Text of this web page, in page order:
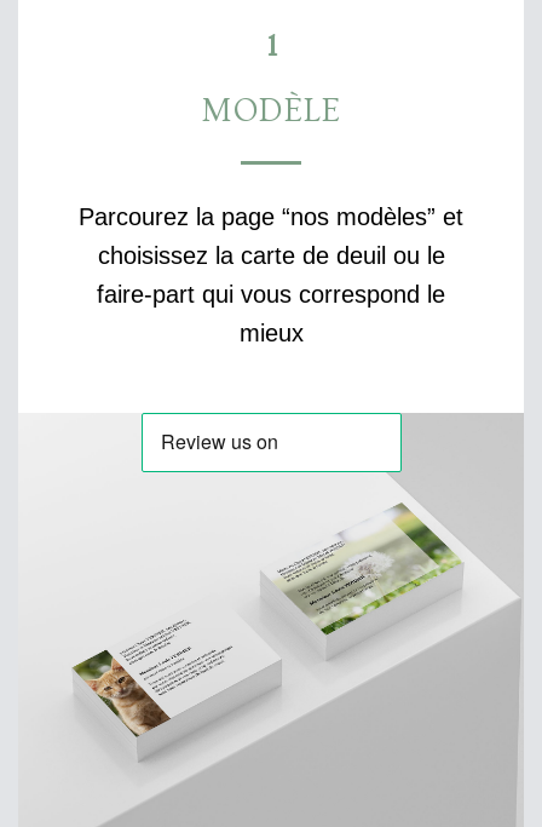
1
MODÈLE
Parcourez la page “nos modèles” et
choisissez la carte de deuil ou le
faire-part qui vous correspond le
mieux